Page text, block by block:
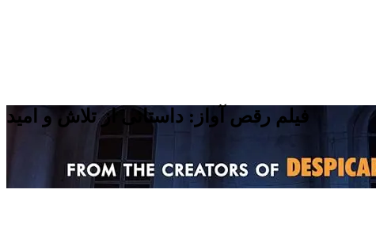
فیلم رقص آواز: داستانی از تلاش و امید